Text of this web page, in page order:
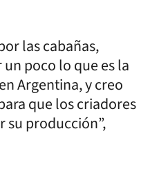
las cabañas,
poco lo que es la
Argentina, y creo
que los criadores
su producción”,